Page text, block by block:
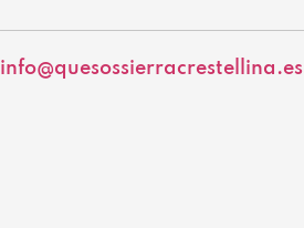
info@quesossierracrestellina.es